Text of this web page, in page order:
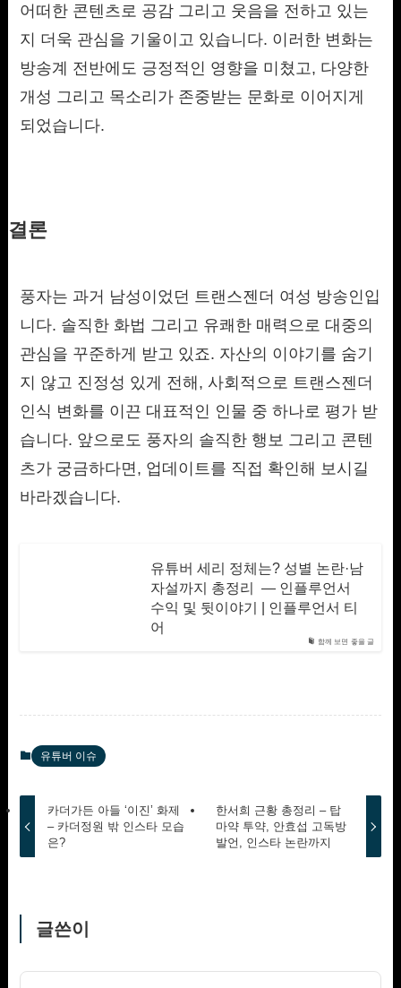
어떠한 콘텐츠로 공감 그리고 웃음을 전하고 있는
지 더욱 관심을 기울이고 있습니다. 이러한 변화는
방송계 전반에도 긍정적인 영향을 미쳤고, 다양한
개성 그리고 목소리가 존중받는 문화로 이어지게
되었습니다.
결론
풍자는 과거 남성이었던 트랜스젠더 여성 방송인입
니다. 솔직한 화법 그리고 유쾌한 매력으로 대중의
관심을 꾸준하게 받고 있죠. 자산의 이야기를 숨기
지 않고 진정성 있게 전해, 사회적으로 트랜스젠더
인식 변화를 이끈 대표적인 인물 중 하나로 평가 받
습니다. 앞으로도 풍자의 솔직한 행보 그리고 콘텐
츠가 궁금하다면, 업데이트를 직접 확인해 보시길
바라겠습니다.
함께 보면 좋을 글
유튜버 세리 정체는? 성별 논란·남
자설까지 총정리 — 인플루언서
수익 및 뒷이야기 | 인플루언서 티
어
유튜버 이슈
카더가든 아들 ‘이진’ 화제
– 카더정원 밖 인스타 모습
은?
한서희 근황 총정리 – 탑
마약 투약, 안효섭 고독방
발언, 인스타 논란까지
글쓴이